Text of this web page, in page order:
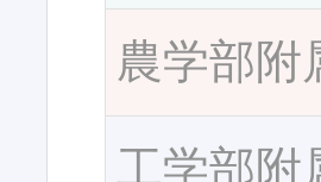
農学部附
工学部附